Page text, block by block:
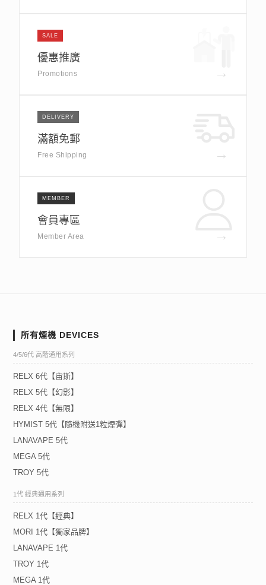
SALE
優惠推廣
Promotions →
DELIVERY
滿額免郵
Free Shipping →
MEMBER
會員專區
Member Area →
所有煙機 DEVICES
4/5/6代 高階通用系列
RELX 6代【宙斯】
RELX 5代【幻影】
RELX 4代【無限】
HYMIST 5代【隨機附送1粒煙彈】
LANAVAPE 5代
MEGA 5代
TROY 5代
1代 經典通用系列
RELX 1代【經典】
MORI 1代【獨家品牌】
LANAVAPE 1代
TROY 1代
MEGA 1代